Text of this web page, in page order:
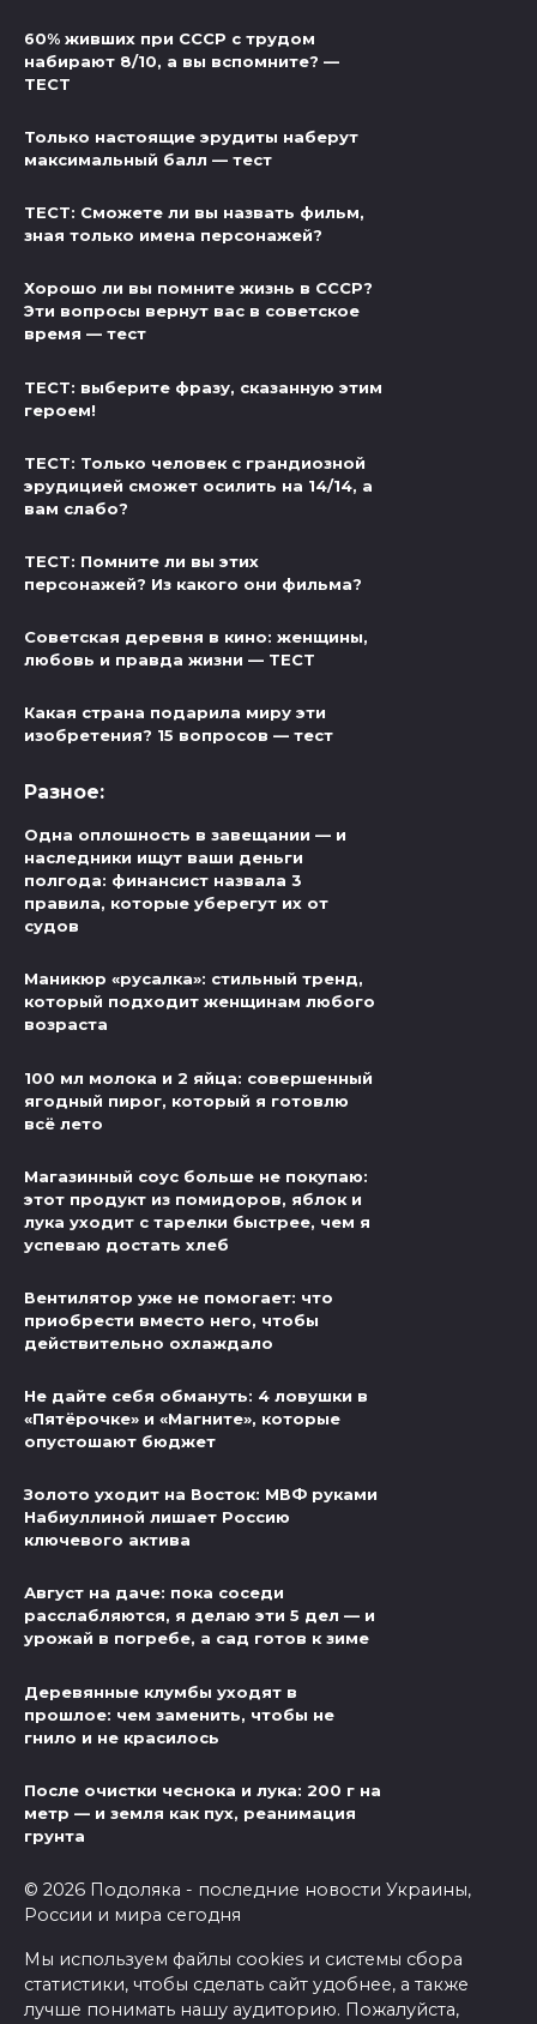
60% живших при СССР с трудом
набирают 8/10, а вы вспомните? —
ТЕСТ
Только настоящие эрудиты наберут
максимальный балл — тест
ТЕСТ: Сможете ли вы назвать фильм,
зная только имена персонажей?
Хорошо ли вы помните жизнь в СССР?
Эти вопросы вернут вас в советское
время — тест
ТЕСТ: выберите фразу, сказанную этим
героем!
ТЕСТ: Только человек с грандиозной
эрудицией сможет осилить на 14/14, а
вам слабо?
ТЕСТ: Помните ли вы этих
персонажей? Из какого они фильма?
Советская деревня в кино: женщины,
любовь и правда жизни — ТЕСТ
Какая страна подарила миру эти
изобретения? 15 вопросов — тест
Разное:
Одна оплошность в завещании — и
наследники ищут ваши деньги
полгода: финансист назвала 3
правила, которые уберегут их от
судов
Маникюр «русалка»: стильный тренд,
который подходит женщинам любого
возраста
100 мл молока и 2 яйца: совершенный
ягодный пирог, который я готовлю
всё лето
Магазинный соус больше не покупаю:
этот продукт из помидоров, яблок и
лука уходит с тарелки быстрее, чем я
успеваю достать хлеб
Вентилятор уже не помогает: что
приобрести вместо него, чтобы
действительно охлаждало
Не дайте себя обмануть: 4 ловушки в
«Пятёрочке» и «Магните», которые
опустошают бюджет
Золото уходит на Восток: МВФ руками
Набиуллиной лишает Россию
ключевого актива
Август на даче: пока соседи
расслабляются, я делаю эти 5 дел — и
урожай в погребе, а сад готов к зиме
Деревянные клумбы уходят в
прошлое: чем заменить, чтобы не
гнило и не красилось
После очистки чеснока и лука: 200 г на
метр — и земля как пух, реанимация
грунта
© 2026 Подоляка - последние новости Украины,
России и мира сегодня
Мы используем файлы cookies и системы сбора
статистики, чтобы сделать сайт удобнее, а также
лучше понимать нашу аудиторию. Пожалуйста,